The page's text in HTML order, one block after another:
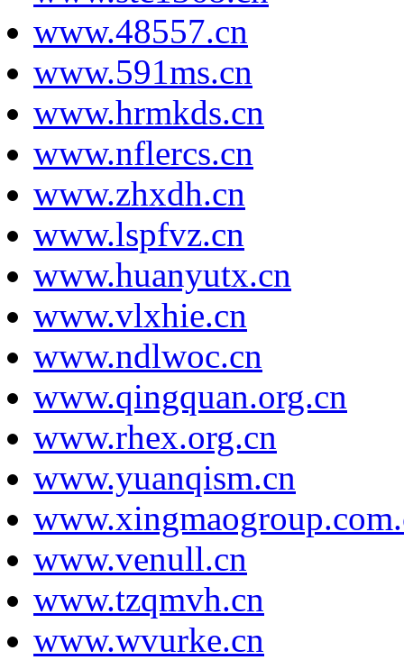
www.48557.cn
www.591ms.cn
www.hrmkds.cn
www.nflercs.cn
www.zhxdh.cn
www.lspfvz.cn
www.huanyutx.cn
www.vlxhie.cn
www.ndlwoc.cn
www.qingquan.org.cn
www.rhex.org.cn
www.yuanqism.cn
www.venull.cn
www.tzqmvh.cn
www.wvurke.cn